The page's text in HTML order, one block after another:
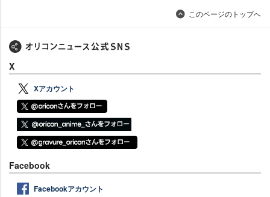
このページのトップへ
X
Xアカウント
Facebook
Facebookアカウント